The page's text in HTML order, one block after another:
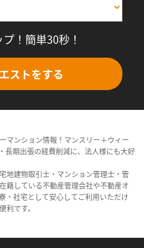
！簡単30秒！
ストをする
マンション情報！マンスリー＋ウィー
長期出張の経費削減に、法人様にも大好
地建物取引士・マンション管理士・管
籍している不動産管理会社や不動産オ
・社宅として安心してご利用いただけ
利です。